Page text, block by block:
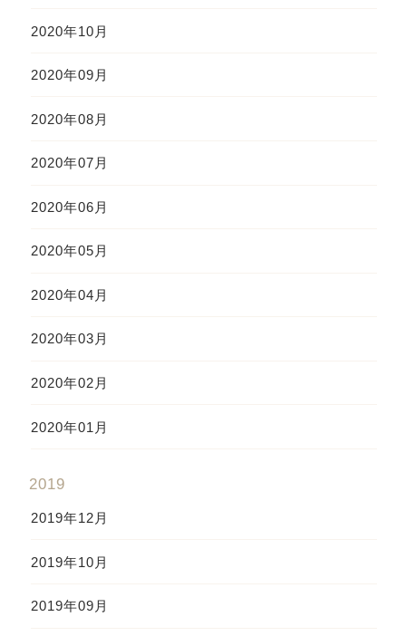
2020年10月
2020年09月
2020年08月
2020年07月
2020年06月
2020年05月
2020年04月
2020年03月
2020年02月
2020年01月
2019
2019年12月
2019年10月
2019年09月